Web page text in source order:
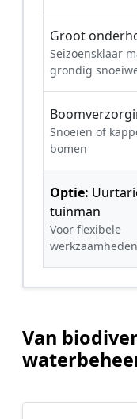
Groot
Seizoensklaar
grondig
Snoeien of
bomen
Optie:
tuinman
Voor flexibele
werkzaamheden
Van